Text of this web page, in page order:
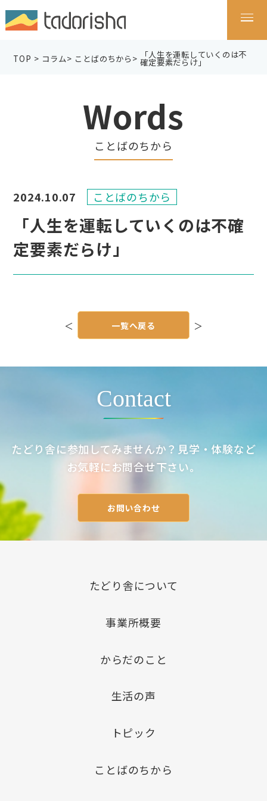
TOP > コラム> ことばのちから > 「人生を運転していくのは不
確定要素だらけ」
Words
ことばのちから
「人生を運転していくのは不確
定要素だらけ」
2024.10.07 ことばのちから
シ
＜ ＞
一覧へ戻る
Contact
たどり舎に参加してみませんか？見学・体験など
お気軽にお問合せ下さい。
お問い合わせ
たどり舎について
事業所概要
からだのこと
生活の声
トピック
ことばのちから